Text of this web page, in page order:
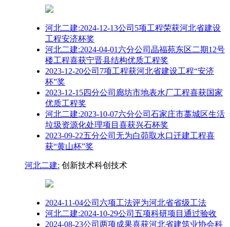
河北二建:2024-12-13公司5项工程荣获河北省建设
工程安济杯奖
河北二建:2024-04-01六分公司晶福苑东区二期12号
楼工程喜获宁晋县结构优质工程奖
2023-12-20公司7项工程获河北省建设工程“安济
杯”奖
2023-12-15四分公司廊坊市地表水厂工程喜获国家
优质工程奖
河北二建:2023-10-07六分公司石家庄市藁城区生活
垃圾资源化处理项目喜获兴石杯奖
2023-09-22五分公司无为白茆取水口迁建工程喜
获“黄山杯”奖
河北二建: 创新技术科创技术
2024-11-04公司六项工法评为河北省省级工法
河北二建:2024-10-29公司五项科研项目通过验收
2024-08-23公司两项成果喜获河北省建筑业协会科